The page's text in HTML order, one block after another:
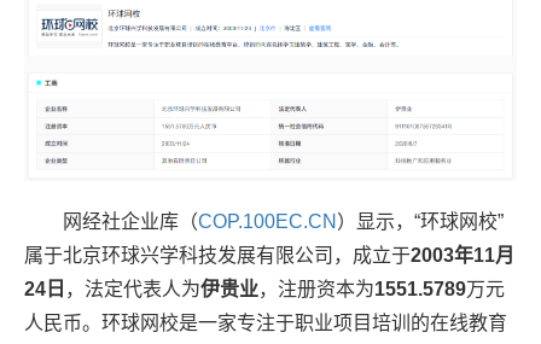
网经社企业库（COP.100EC.CN ）显示，“环球网校”
属于北京环球兴学科技发展有限公司，成立于2003年11月
24日 ，法定代表人为伊贵业，注册资本为1551.5789万元
人民币。环球网校是一家专注于职业项目培训的在线教育